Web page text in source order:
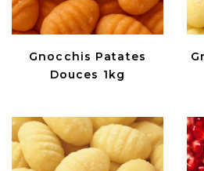
Gnocchis Patates
Douces 1kg